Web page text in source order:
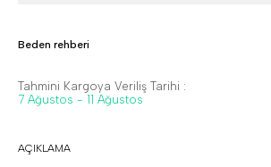
Beden rehberi
Tahmini Kargoya Veriliş Tarihi :
7 Ağustos - 11 Ağustos
AÇIKLAMA